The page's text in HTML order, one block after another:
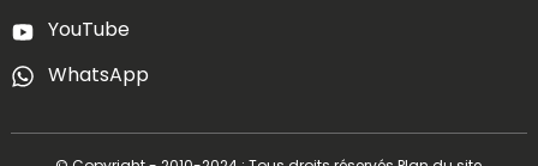
YouTube
WhatsApp